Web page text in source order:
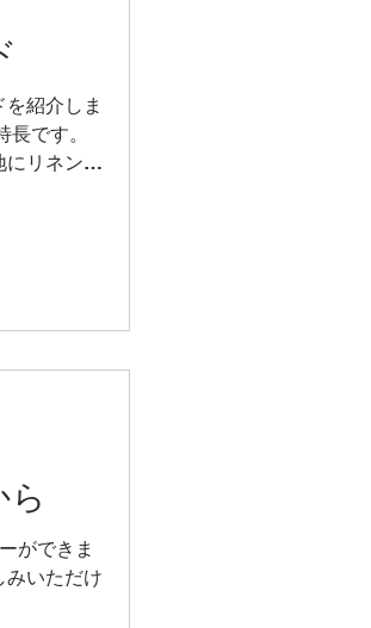
紹介しま
です。
にリネン
ができま
みいただけ